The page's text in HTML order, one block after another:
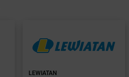
LEWIATAN